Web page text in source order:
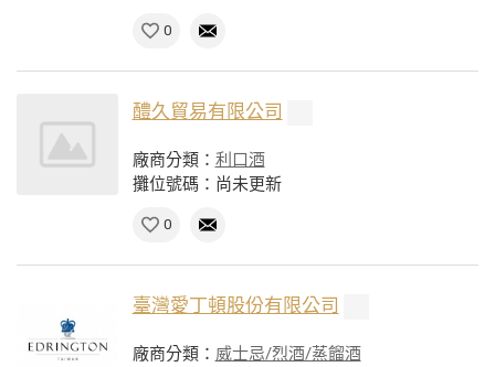
0
醴久貿易有限公司
廠商分類： 利口酒
攤位號碼：尚未更新
0
臺灣愛丁頓股份有限公司
廠商分類： 威士忌/烈酒/蒸餾酒